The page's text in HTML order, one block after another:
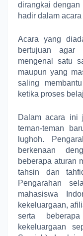
dirangkai dengan
hadir dalam acara
Acara yang
bertujuan agar
mengenal satu
maupun yang
saling
ketika proses
Dalam acara ini
teman-teman
lughoh.
berkenaan
beberapa aturan
tahsin dan
Pengarahan
mahasiswa
kekeluargaan,
serta
kekeluargaan